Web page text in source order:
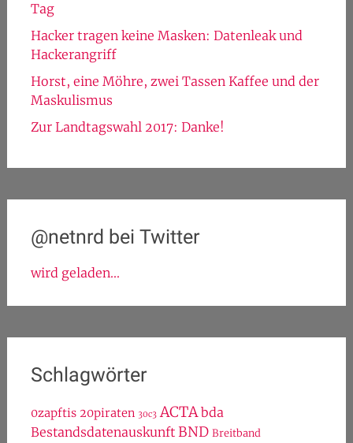
Tag
Hacker tragen keine Masken: Datenleak und
Hackerangriff
Horst, eine Möhre, zwei Tassen Kaffee und der
Maskulismus
Zur Landtagswahl 2017: Danke!
@netnrd bei Twitter
wird geladen...
Schlagwörter
0zapftis 20piraten 30c3 ACTA bda
Bestandsdatenauskunft BND Breitband